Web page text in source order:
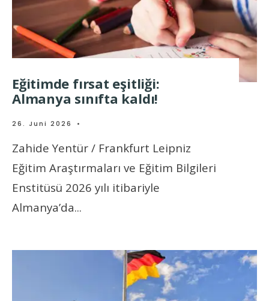
Eğitimde fırsat eşitliği:
Almanya sınıfta kaldı!
26. Juni 2026 •
Zahide Yentür / Frankfurt Leipniz
Eğitim Araştırmaları ve Eğitim Bilgileri
Enstitüsü 2026 yılı itibariyle
Almanya’da...